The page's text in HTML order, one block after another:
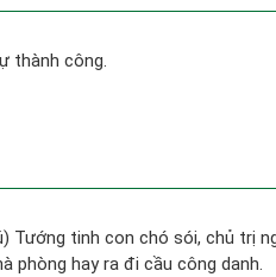
thành công.
Tướng tinh con chó sói, chủ trị
phòng hay ra đi cầu công danh.